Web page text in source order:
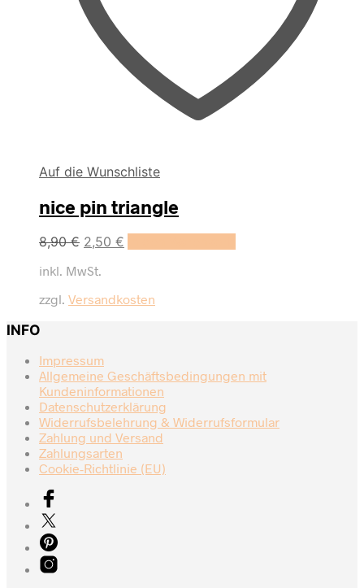
Auf die Wunschliste
nice pin triangle
8,90€ Ursprünglicher
war:
2,50 €
inkl. MwSt.
zzgl. Versandkosten
INFO
Impressum
Allgemeine Geschäftsbedingungen mit
Kundeninformationen
Datenschutzerklärung
Widerrufsbelehrung & Widerrufsformular
Zahlung und Versand
Zahlungsarten
Cookie-Richtlinie (EU)